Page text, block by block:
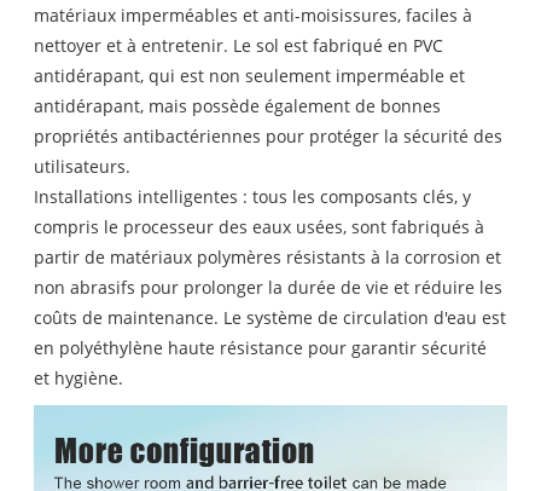
matériaux imperméables et anti-moisissures, faciles à
nettoyer et à entretenir. Le sol est fabriqué en PVC
antidérapant, qui est non seulement imperméable et
antidérapant, mais possède également de bonnes
propriétés antibactériennes pour protéger la sécurité des
utilisateurs.
Installations intelligentes : tous les composants clés, y
compris le processeur des eaux usées, sont fabriqués à
partir de matériaux polymères résistants à la corrosion et
non abrasifs pour prolonger la durée de vie et réduire les
coûts de maintenance. Le système de circulation d'eau est
en polyéthylène haute résistance pour garantir sécurité
et hygiène.